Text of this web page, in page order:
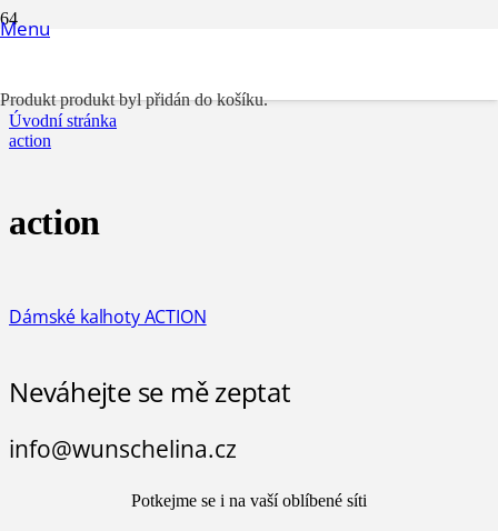
Menu
Produktprodukt byl přidán do košíku.
Úvodní stránka
action
action
Dámské kalhoty ACTION
Neváhejte se mě zeptat
info@wunschelina.cz
Potkejme se i na vaší oblíbené síti